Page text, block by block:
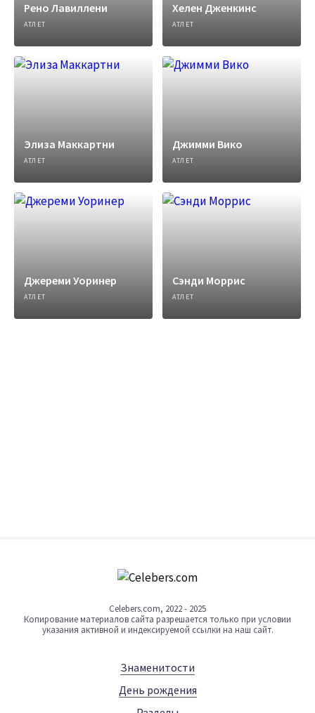
Рено Лавиллени
АТЛЕТ
Хелен Дженкинс
АТЛЕТ
Элиза Маккартни
АТЛЕТ
Джимми Вико
АТЛЕТ
Джереми Уоринер
АТЛЕТ
Сэнди Моррис
АТЛЕТ
Celebers.com, 2022 - 2025
Копирование материалов сайта разрешается только при условии
указания активной и индексируемой ссылки на наш сайт.
Знаменитости
День рождения